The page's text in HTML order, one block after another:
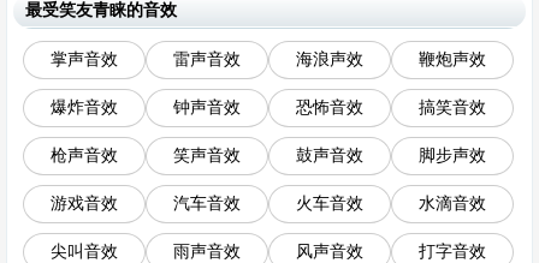
最受笑友青睐的音效
掌声音效 雷声音效 海浪声效 鞭炮声效
爆炸音效 钟声音效 恐怖音效 搞笑音效
枪声音效 笑声音效 鼓声音效 脚步声效
游戏音效 汽车音效 火车音效 水滴音效
尖叫音效 雨声音效 风声音效 打字音效